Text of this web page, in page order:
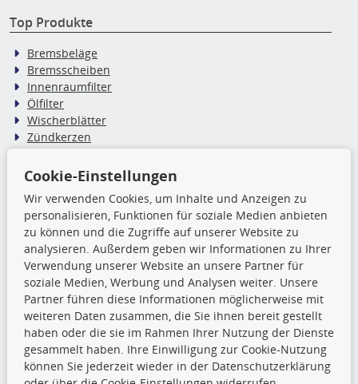
Top Produkte
Bremsbeläge
Bremsscheiben
Innenraumfilter
Ölfilter
Wischerblätter
Zündkerzen
TecDoc Inside
Die hier angezeigten Daten,
insbesondere die gesamte Datenbank,
dürfen nicht kopiert werden. Es ist zu
unterlassen, die Daten oder die gesamte Datenbank ohne
vorherige Zustimmung TecDocs zu vervielfältigen, zu
verbreiten und/oder diese Handlungen durch Dritte ausführen
zu lassen. Ein Zuwiderhandeln stellt eine
Urheberrechtsverletzung dar und wird verfolgt.
Ronny’s Newsletter
Cookie-Einstellungen
Wir verwenden Cookies, um Inhalte und Anzeigen zu
personalisieren, Funktionen für soziale Medien anbieten
zu können und die Zugriffe auf unserer Website zu
analysieren. Außerdem geben wir Informationen zu Ihrer
Verwendung unserer Website an unsere Partner für
soziale Medien, Werbung und Analysen weiter. Unsere
Partner führen diese Informationen möglicherweise mit
weiteren Daten zusammen, die Sie ihnen bereit gestellt
haben oder die sie im Rahmen Ihrer Nutzung der Dienste
gesammelt haben. Ihre Einwilligung zur Cookie-Nutzung
können Sie jederzeit wieder in der Datenschutzerklärung